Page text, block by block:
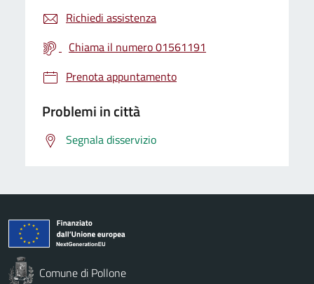
Richiedi assistenza
Chiama il numero 01561191
Prenota appuntamento
Problemi in città
Segnala disservizio
Comune di Pollone